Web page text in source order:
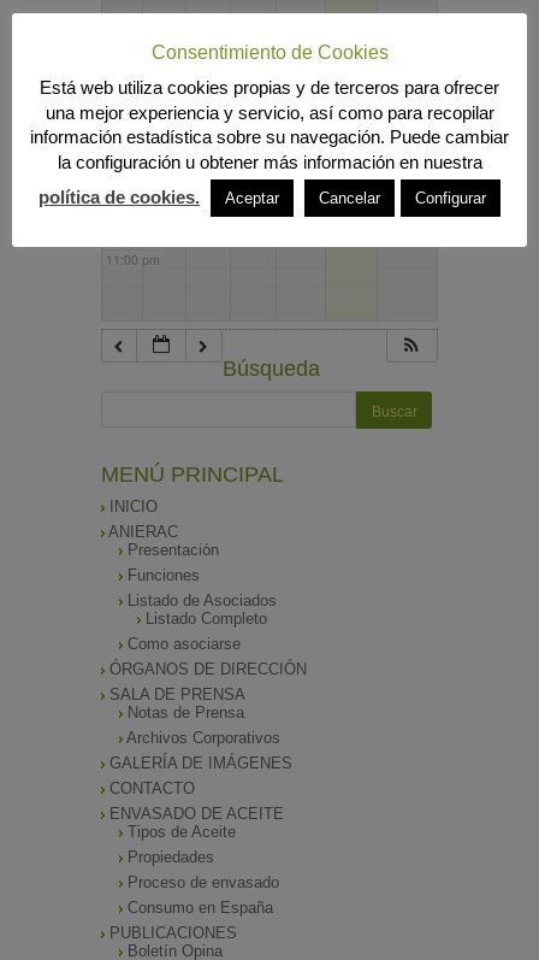
9:00 pm
10:00 pm
11:00 pm
Búsqueda
MENÚ PRINCIPAL
INICIO
ANIERAC
Presentación
Funciones
Listado de Asociados
Listado Completo
Como asociarse
ÓRGANOS DE DIRECCIÓN
SALA DE PRENSA
Notas de Prensa
Archivos Corporativos
GALERÍA DE IMÁGENES
CONTACTO
ENVASADO DE ACEITE
Tipos de Aceite
Propiedades
Proceso de envasado
Consumo en España
PUBLICACIONES
Boletín Opina
Consentimiento de Cookies
Está web utiliza cookies propias y de terceros para ofrecer
una mejor experiencia y servicio, así como para recopilar
información estadística sobre su navegación. Puede cambiar
la configuración u obtener más información en nuestra
política de cookies.
Aceptar Cancelar Configurar